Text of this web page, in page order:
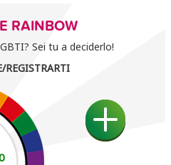
RAINBOW
Sei tu a deciderlo!
REGISTRARTI